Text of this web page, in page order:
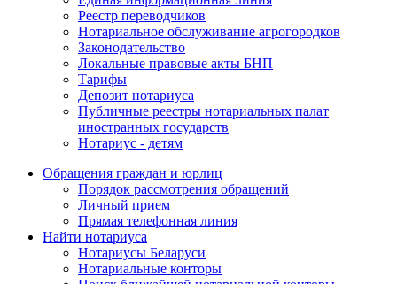
Реестр переводчиков
Нотариальное обслуживание агрогородков
Законодательство
Локальные правовые акты БНП
Тарифы
Депозит нотариуса
Публичные реестры нотариальных палат
иностранных государств
Нотариус - детям
Обращения граждан и юрлиц
Порядок рассмотрения обращений
Личный прием
Прямая телефонная линия
Найти нотариуса
Нотариусы Беларуси
Нотариальные конторы